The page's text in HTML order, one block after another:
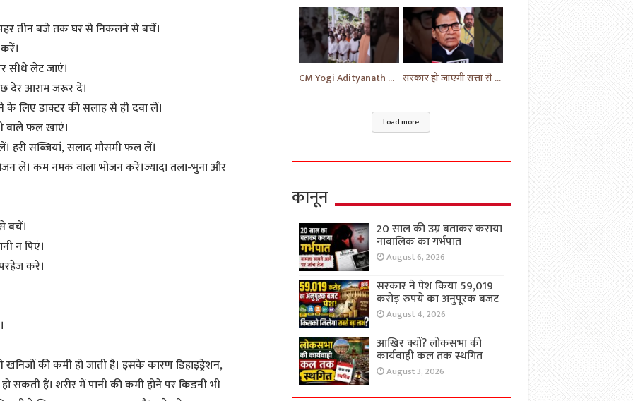
तीन बजे तक घर से निकलने से बचें।
सीधे लेट जाएं।
देर आराम जरूर दें।
के लिए डाक्टर की सलाह से ही दवा लें।
वाले फल खाएं।
हरी सब्जियां, सलाद मौसमी फल लें।
लें। कम नमक वाला भोजन करें।ज्यादा तला-भुना और
बचें।
न पिएं।
करें।
की कमी हो जाती है। इसके कारण डिहाइड्रेशन,
हैं। शरीर में पानी की कमी होने पर किडनी भी
CM Yogi Adityanath ने दी MP Umashankar को श्रद्धांजलि | News in Hindi | News Today | #shorts #yt सरकार हो जाएगी सत्ता से बेदखल - Ram Gopal | News | Hindi News | News Today | #shorts #ytshorts #yt
Load more
कानून
20 साल की उम्र बताकर कराया
नाबालिक का गर्भपात
August 6, 2026
सरकार ने पेश किया 59,019
करोड़ रुपये का अनुपूरक बजट
August 4, 2026
आखिर क्यों? लोकसभा की
कार्यवाही कल तक स्थगित
August 3, 2026